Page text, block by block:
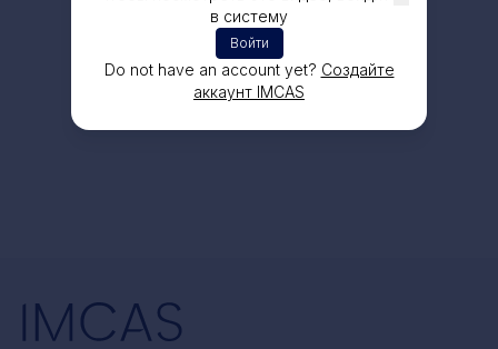
в систему
Войти
Do not have an account yet? Создайте
аккаунт IMCAS